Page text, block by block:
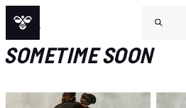
DZIECI
SOMETIME SOON